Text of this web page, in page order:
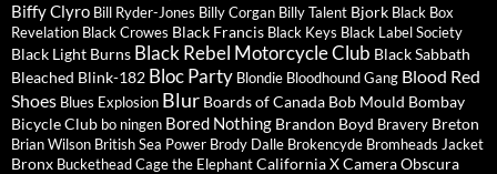
Biffy Clyro Bill Ryder-Jones Billy Corgan Billy Talent Bjork Black Box
Revelation Black Crowes Black Francis Black Keys Black Label Society
Black Light Burns Black Rebel Motorcycle Club Black Sabbath
Bleached Blink-182 Bloc Party Blondie Bloodhound Gang Blood Red
Shoes Blues Explosion Blur Boards of Canada Bob Mould Bombay
Bicycle Club bo ningen Bored Nothing Brandon Boyd Bravery Breton
Brian Wilson British Sea Power Brody Dalle Brokencyde Bromheads Jacket
Bronx BucketheadCage the ElephantCalifornia XCamera Obscura